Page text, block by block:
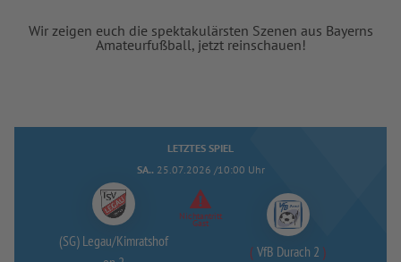
Wir zeigen euch die spektakulärsten Szenen aus Bayerns
Amateurfußball, jetzt reinschauen!
LETZTES SPIEL
SA.. 25.07.2026 /10:00 Uhr
(SG) Legau/Kimratshof
Nichtantritt
Gast
( VfB Durach 2 )